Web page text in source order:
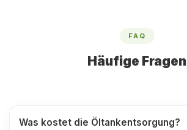
FAQ
Häufige Fragen
Was kostet die Öltankentsorgung?